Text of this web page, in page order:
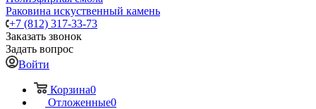
Раковина искуственный камень
+7 (812) 317-33-73
Заказать звонок
Задать вопрос
Войти
Корзина0
Отложенные0